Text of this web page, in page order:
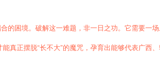
的困境。破解这一难题，非一日之功。它需要一
真正摆脱“长不大”的魔咒，孕育出能够代表广西